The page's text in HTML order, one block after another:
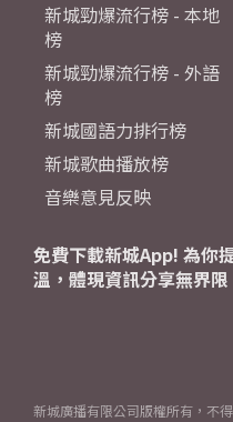
新城勁爆流行榜 - 本地
榜
新城勁爆流行榜 - 外語
榜
新城國語力排行榜
新城歌曲播放榜
音樂意見反映
免費下載新城App! 為你
溫，體現資訊分享無界限
新城廣播有限公司版權所有，不得